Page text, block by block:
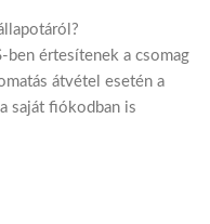
ben értesítenek a csomag
átvétel esetén a
saját fiókodban is